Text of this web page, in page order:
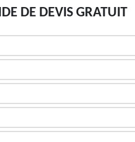
DE DEVIS GRATUIT